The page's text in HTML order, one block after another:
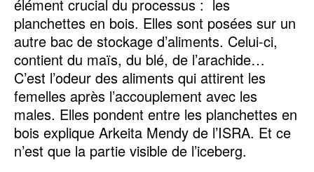
élément crucial du processus : les
planchettes en bois. Elles sont posées sur un
autre bac de stockage d’aliments. Celui-ci,
contient du maïs, du blé, de l’arachide…
C’est l’odeur des aliments qui attirent les
femelles après l’accouplement avec les
males. Elles pondent entre les planchettes en
bois explique Arkeita Mendy de l’ISRA. Et ce
n’est que la partie visible de l’iceberg.